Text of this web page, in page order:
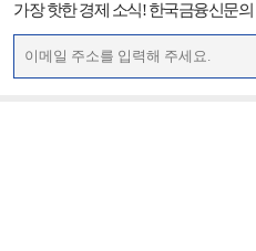
가장 핫한 경제 소식! 한국금융신문의